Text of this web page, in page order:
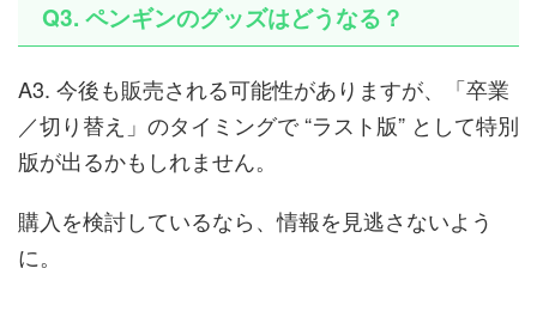
Q3. ペンギンのグッズはどうなる？
A3. 今後も販売される可能性がありますが、「卒業
／切り替え」のタイミングで “ラスト版” として特別
版が出るかもしれません。
購入を検討しているなら、情報を見逃さないよう
に。